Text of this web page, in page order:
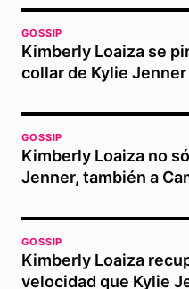
GOSSIP
Kimberly Loaiza se
collar de Kylie Jenner
GOSSIP
Kimberly Loaiza no
Jenner, también a
GOSSIP
Kimberly Loaiza
velocidad que Kylie